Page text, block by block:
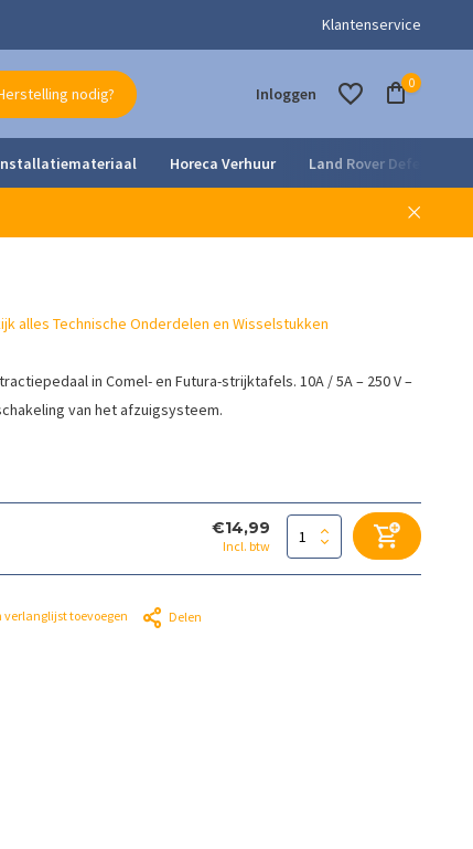
Klantenservice
nodig? Inloggen
0
Horeca Verhuur Land Rover Defender
alles Technische Onderdelen en Wisselstukken
in Comel- en Futura-strijktafels. 10A / 5A – 250 V –
van het afzuigsysteem.
€14,99
Incl. btw
toevoegen Delen